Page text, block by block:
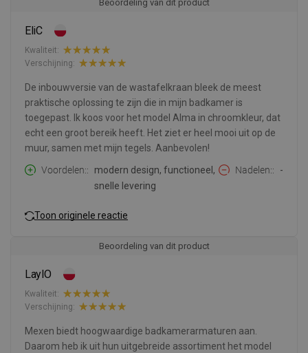
Beoordeling van dit product
EliC
Kwaliteit:
Verschijning:
De inbouwversie van de wastafelkraan bleek de meest
praktische oplossing te zijn die in mijn badkamer is
toegepast. Ik koos voor het model Alma in chroomkleur, dat
echt een groot bereik heeft. Het ziet er heel mooi uit op de
muur, samen met mijn tegels. Aanbevolen!
Voordelen:
modern design, functioneel,
snelle levering
Nadelen: -
Toon originele reactie
Beoordeling van dit product
LaylO
Kwaliteit:
Verschijning:
Mexen biedt hoogwaardige badkamerarmaturen aan.
Daarom heb ik uit hun uitgebreide assortiment het model